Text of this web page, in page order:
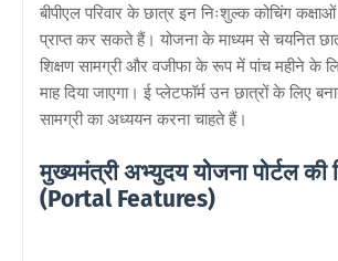
बीपीएल परिवार के छात्र इन निःशुल्क कोचिंग
प्राप्त कर सकते हैं। योजना के माध्यम से चयनित
शिक्षण सामग्री और वजीफा के रूप में पांच महीने के
माह दिया जाएगा। ई प्लेटफॉर्म उन छात्रों के लिए
सामग्री का अध्ययन करना चाहते हैं।
मुख्यमंत्री अभ्युदय योजना पोर्टल की
(Portal Features)